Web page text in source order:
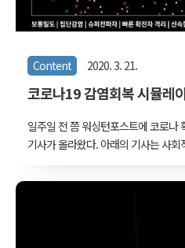
Content 2020. 3. 21.
코로나19 감염회복 시뮬레
일주일 전 쯤 워싱턴포스트에 코로나
기사가 올라왔다. 아래의 기사는 사
다.